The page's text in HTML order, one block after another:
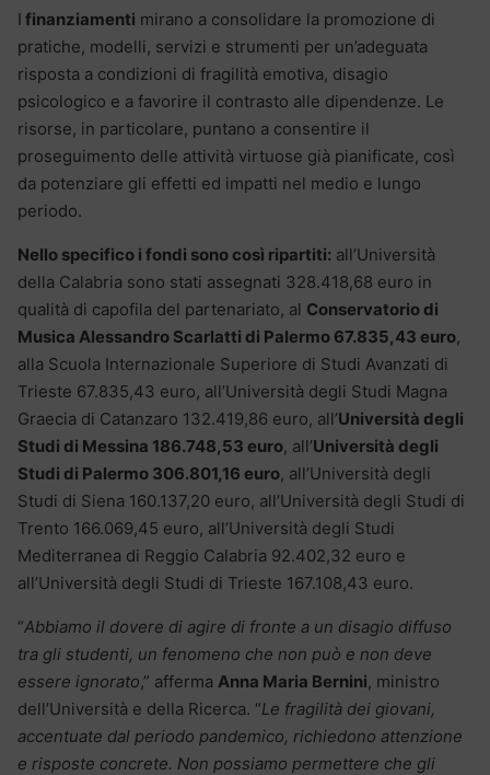
I finanziamenti mirano a consolidare la promozione di
pratiche, modelli, servizi e strumenti per un’adeguata
risposta a condizioni di fragilità emotiva, disagio
psicologico e a favorire il contrasto alle dipendenze. Le
risorse, in particolare, puntano a consentire il
proseguimento delle attività virtuose già pianificate, così
da potenziare gli effetti ed impatti nel medio e lungo
periodo.
Nello specifico i fondi sono così ripartiti: all’Università
della Calabria sono stati assegnati 328.418,68 euro in
qualità di capofila del partenariato, al Conservatorio di
Musica Alessandro Scarlatti di Palermo 67.835,43 euro,
alla Scuola Internazionale Superiore di Studi Avanzati di
Trieste 67.835,43 euro, all’Università degli Studi Magna
Graecia di Catanzaro 132.419,86 euro, all’Università degli
Studi di Messina 186.748,53 euro, all’Università degli
Studi di Palermo 306.801,16 euro, all’Università degli
Studi di Siena 160.137,20 euro, all’Università degli Studi di
Trento 166.069,45 euro, all’Università degli Studi
Mediterranea di Reggio Calabria 92.402,32 euro e
all’Università degli Studi di Trieste 167.108,43 euro.
“Abbiamo il dovere di agire di fronte a un disagio diffuso
tra gli studenti, un fenomeno che non può e non deve
essere ignorato,” afferma Anna Maria Bernini, ministro
dell’Università e della Ricerca. “Le fragilità dei giovani,
accentuate dal periodo pandemico, richiedono attenzione
e risposte concrete. Non possiamo permettere che gli